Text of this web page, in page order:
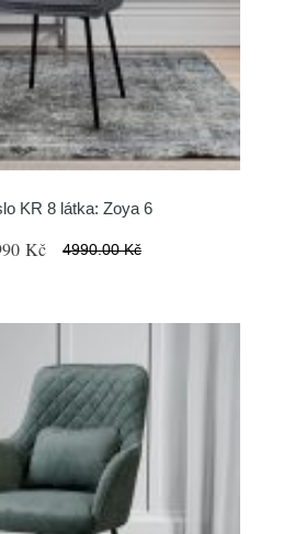
KR 8 látka: Zoya 6
Kč 4990.00 Kč